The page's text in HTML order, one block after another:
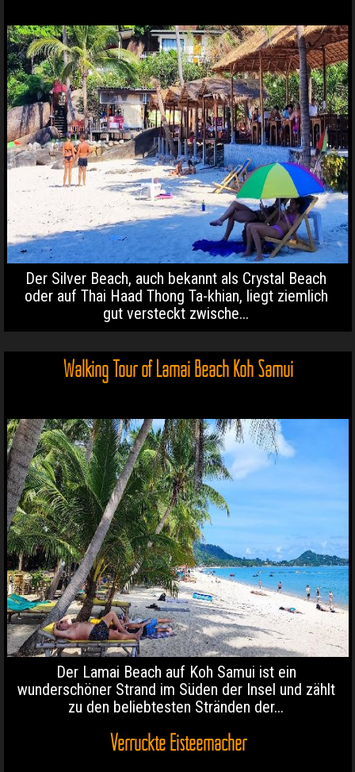
Der Silver Beach, auch bekannt als Crystal Beach
oder auf Thai Haad Thong Ta-khian, liegt ziemlich
gut versteckt zwische...
Walking Tour of Lamai Beach Koh Samui
Der Lamai Beach auf Koh Samui ist ein
wunderschöner Strand im Süden der Insel und zählt
zu den beliebtesten Stränden der...
Verrückte Eisteemacher